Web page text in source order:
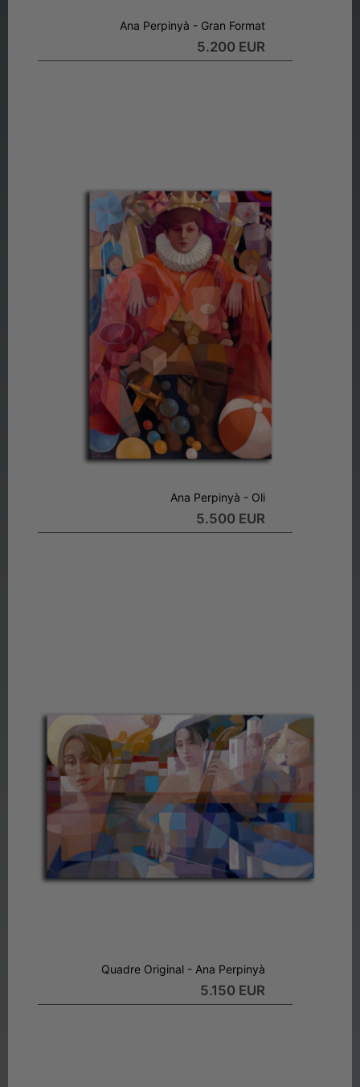
Ana Perpinyà - Gran Format
5.200 EUR
Ana Perpinyà - Oli
5.500 EUR
Quadre Original - Ana Perpinyà
5.150 EUR